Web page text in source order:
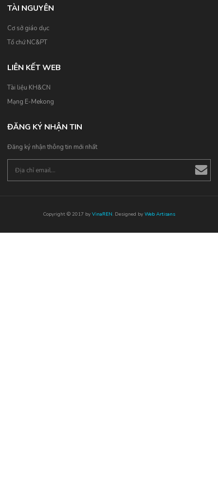
TÀI NGUYÊN
Cơ sở giáo dục
Tổ chứ NC&PT
LIÊN KẾT WEB
Tài liệu KH&CN
Mạng E-Mekong
ĐĂNG KÝ NHẬN TIN
Đăng ký nhận thông tin mới nhất
Copyright © 2017 by VinaREN. Designed by Web Artisans